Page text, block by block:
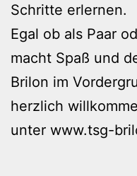
Schritte erlernen.
Egal ob als Paar
macht Spaß und
Brilon im
herzlich
unter www.tsg-